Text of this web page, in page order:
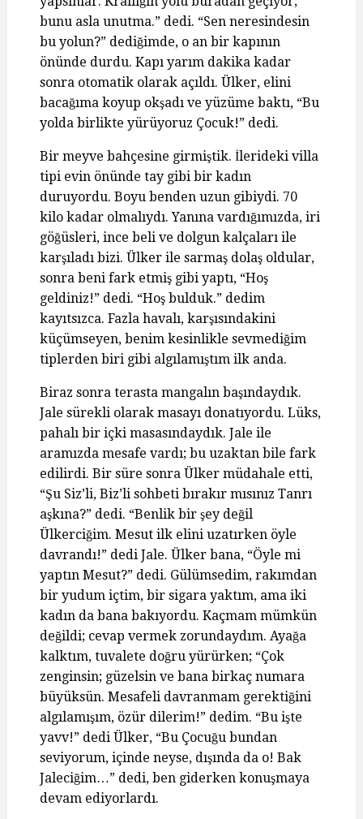
bunu asla unutma.” dedi. “Sen neresindesin
bu yolun?” dediğimde, o an bir kapının
önünde durdu. Kapı yarım dakika kadar
sonra otomatik olarak açıldı. Ülker, elini
bacağıma koyup okşadı ve yüzüme baktı, “Bu
yolda birlikte yürüyoruz Çocuk!” dedi.
Bir meyve bahçesine girmiştik. İlerideki villa
tipi evin önünde tay gibi bir kadın
duruyordu. Boyu benden uzun gibiydi. 70
kilo kadar olmalıydı. Yanına vardığımızda, iri
göğüsleri, ince beli ve dolgun kalçaları ile
karşıladı bizi. Ülker ile sarmaş dolaş oldular,
sonra beni fark etmiş gibi yaptı, “Hoş
geldiniz!” dedi. “Hoş bulduk.” dedim
kayıtsızca. Fazla havalı, karşısındakini
küçümseyen, benim kesinlikle sevmediğim
tiplerden biri gibi algılamıştım ilk anda.
Biraz sonra terasta mangalın başındaydık.
Jale sürekli olarak masayı donatıyordu. Lüks,
pahalı bir içki masasındaydık. Jale ile
aramızda mesafe vardı; bu uzaktan bile fark
edilirdi. Bir süre sonra Ülker müdahale etti,
“Şu Siz’li, Biz’li sohbeti bırakır mısınız Tanrı
aşkına?” dedi. “Benlik bir şey değil
Ülkerciğim. Mesut ilk elini uzatırken öyle
davrandı!” dedi Jale. Ülker bana, “Öyle mi
yaptın Mesut?” dedi. Gülümsedim, rakımdan
bir yudum içtim, bir sigara yaktım, ama iki
kadın da bana bakıyordu. Kaçmam mümkün
değildi; cevap vermek zorundaydım. Ayağa
kalktım, tuvalete doğru yürürken; “Çok
zenginsin; güzelsin ve bana birkaç numara
büyüksün. Mesafeli davranmam gerektiğini
algılamışım, özür dilerim!” dedim. “Bu işte
yavv!” dedi Ülker, “Bu Çocuğu bundan
seviyorum, içinde neyse, dışında da o! Bak
Jaleciğim…” dedi, ben giderken konuşmaya
devam ediyorlardı.